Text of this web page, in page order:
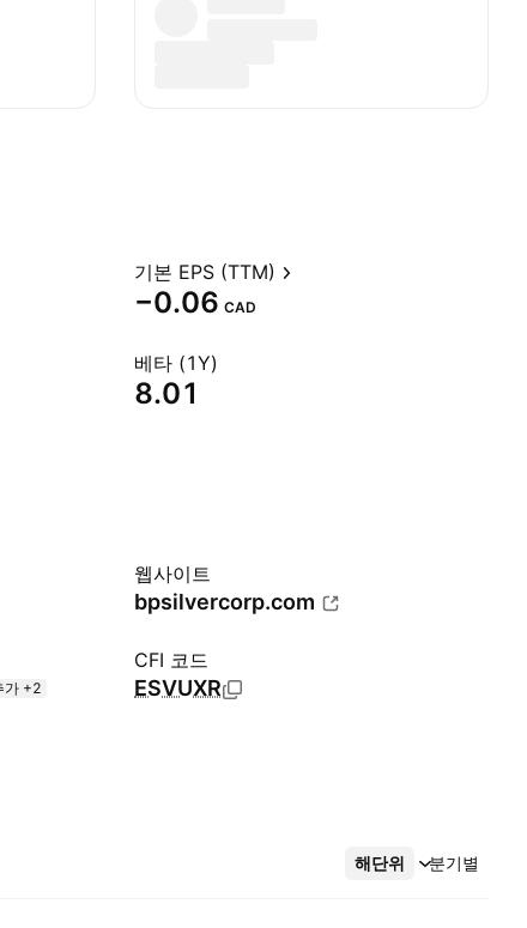
기본 EPS (TTM)
−0.06 CAD
베타 (1Y)
8.01
웹사이트
bpsilvercorp.com
가 +2
CFI 코드
ESVUXR
해단위 분기별
더보기